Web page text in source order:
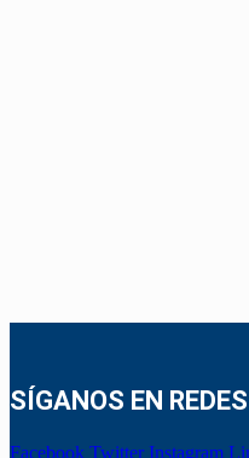
SÍGANOS EN
Facebook Twitter Instagram